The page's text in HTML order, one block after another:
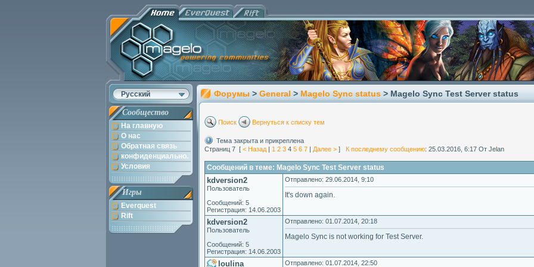
Русский
Сообщество
На главную
О нас
Обратная связь
конфиденциально.
Условия
Игры
Everquest
Rift
Форумы > General > Magelo Sync status > Magelo Sync Test Server status
Поиск Вернуться к списку тем
Тема закрыта и прикреплена
Страниц 7 [ < Назад | 1 2 3 4 5 6 7 | Далее > ] К последнему сообщению: 25.03.2016, 6:17 От Jelan
Сообщений в теме: Magelo Sync Test Server status
kdversion2
Пользователь
Сообщений: 5
Регистрация: 14.06.2003
Отправлено: 29.06.2014, 9:10
It's down again.
kdversion2
Пользователь
Сообщений: 5
Регистрация: 14.06.2003
Отправлено: 01.07.2014, 20:18
Magelo Sync is not working for Test Server.
loulina Отправлено: 01.07.2014, 22:50